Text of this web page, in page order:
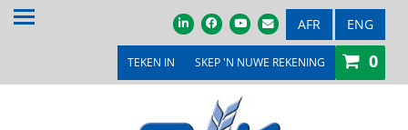
AFR ENG
TEKEN IN SKEP 'N NUWE REKENING 0
TUIS